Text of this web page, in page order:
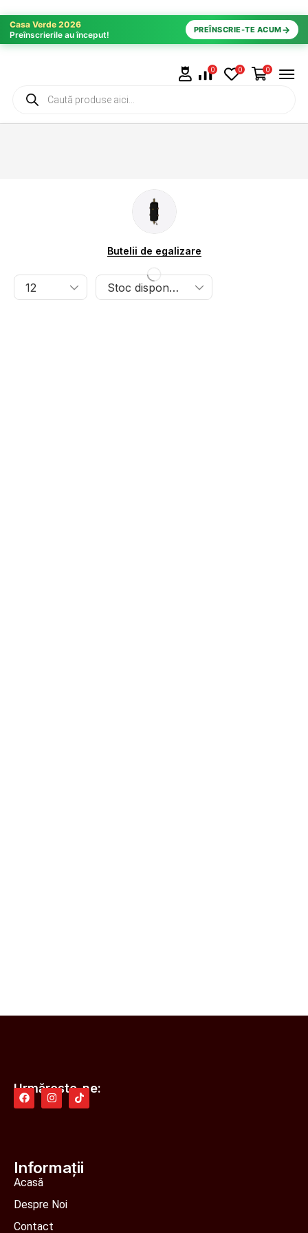
Casa Verde 2026
Preînscrierile au început!
PREÎNSCRIE-TE ACUM→
0 0 0
Butelii de egalizare
Urmărește-ne:
Informații
Acasă
Despre Noi
Contact